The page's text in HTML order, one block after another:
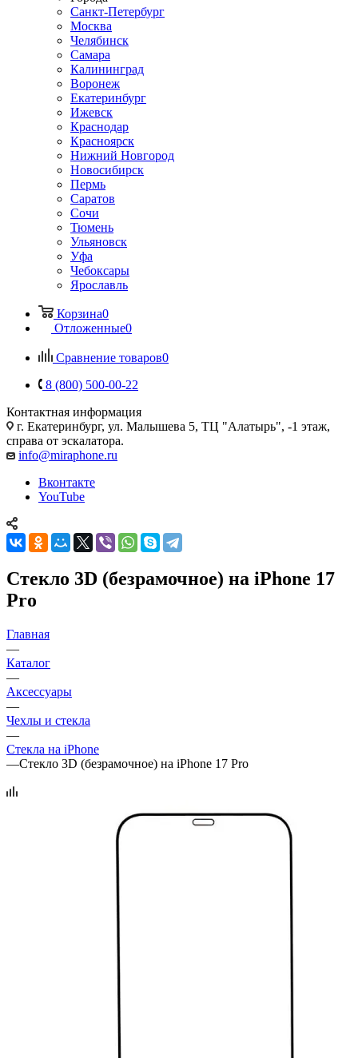
Санкт-Петербург
Москва
Челябинск
Самара
Калининград
Воронеж
Екатеринбург
Ижевск
Краснодар
Красноярск
Нижний Новгород
Новосибирск
Пермь
Саратов
Сочи
Тюмень
Ульяновск
Уфа
Чебоксары
Ярославль
Корзина0
Отложенные0
Сравнение товаров0
8 (800) 500-00-22
Контактная информация
г. Екатеринбург, ул. Малышева 5, ТЦ "Алатырь", -1 этаж,
справа от эскалатора.
info@miraphone.ru
Вконтакте
YouTube
Стекло 3D (безрамочное) на iPhone 17
Pro
Главная
—
Каталог
—
Аксессуары
—
Чехлы и стекла
—
Стекла на iPhone
—Стекло 3D (безрамочное) на iPhone 17 Pro